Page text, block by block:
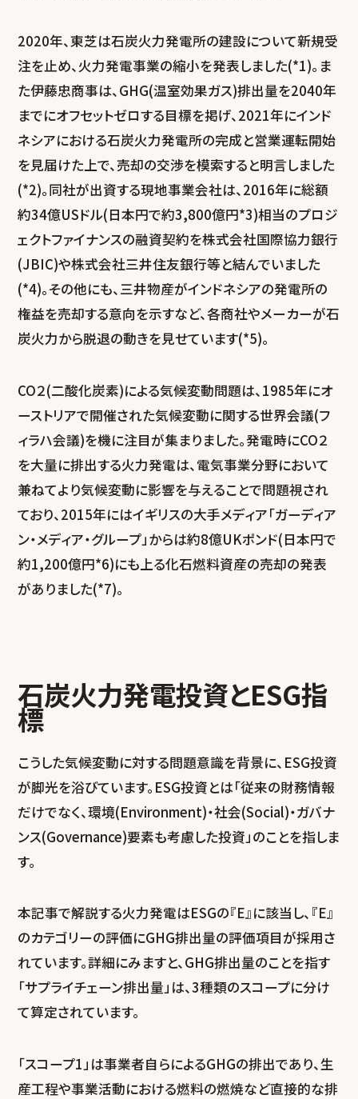
2020年、東芝は石炭火力発電所の建設について新規受
注を止め、火力発電事業の縮小を発表しました(*1)。ま
た伊藤忠商事は、GHG(温室効果ガス)排出量を2040年
までにオフセットゼロする目標を掲げ、2021年にインド
ネシアにおける石炭火力発電所の完成と営業運転開始
を見届けた上で、売却の交渉を模索すると明言しました
(*2)。同社が出資する現地事業会社は、2016年に総額
約34億USドル(日本円で約3,800億円*3)相当のプロジ
ェクトファイナンスの融資契約を株式会社国際協力銀行
(JBIC)や株式会社三井住友銀行等と結んでいました
(*4)。その他にも、三井物産がインドネシアの発電所の
権益を売却する意向を示すなど、各商社やメーカーが石
炭火力から脱退の動きを見せています(*5)。
CO２(二酸化炭素)による気候変動問題は、1985年にオ
ーストリアで開催された気候変動に関する世界会議(フ
ィラハ会議)を機に注目が集まりました。発電時にCO２
を大量に排出する火力発電は、電気事業分野において
兼ねてより気候変動に影響を与えることで問題視され
ており、2015年にはイギリスの大手メディア「ガーディア
ン・メディア・グループ」からは約8億UKポンド(日本円で
約1,200億円*6)にも上る化石燃料資産の売却の発表
がありました(*7)。
石炭火力発電投資とESG指
標
こうした気候変動に対する問題意識を背景に、ESG投資
が脚光を浴びています。ESG投資とは「従来の財務情報
だけでなく、環境(Environment)・社会(Social)・ガバナ
ンス(Governance)要素も考慮した投資」のことを指しま
す。
本記事で解説する火力発電はESGの『E』に該当し、『E』
のカテゴリーの評価にGHG排出量の評価項目が採用さ
れています。詳細にみますと、GHG排出量のことを指す
「サプライチェーン排出量」は、3種類のスコープに分け
て算定されています。
「スコープ1」は事業者自らによるGHGの排出であり、生
産工程や事業活動における燃料の燃焼など直接的な排